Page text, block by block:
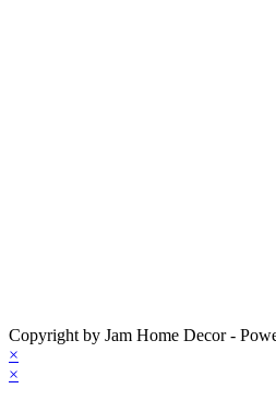
Copyright by Jam Home Decor -
×
×